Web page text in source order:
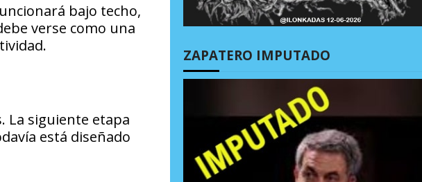
bajo techo,
verse como una
La siguiente etapa
está diseñado
ZAPATERO IMPUTADO